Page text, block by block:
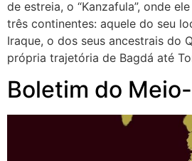
de estreia, o “Kanzafula”, onde
três continentes: aquele do seu
Iraque, o dos seus ancestrais do
própria trajetória de Bagdá até
Boletim do